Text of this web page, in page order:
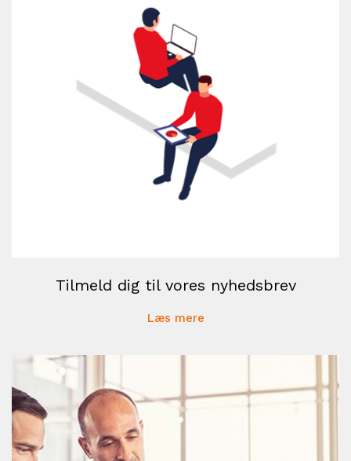
Tilmeld dig til vores nyhedsbrev
Læs mere